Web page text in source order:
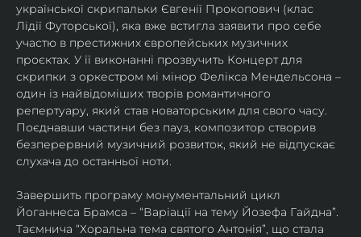
української скрипальки Євгенії Прокопович (клас
Лідії Футорської), яка вже встигла заявити про себе
участю в престижних європейських музичних
проєктах. У її виконанні прозвучить Концерт для
скрипки з оркестром мі мінор Фелікса Мендельсона –
один із найвідоміших творів романтичного
репертуару, який став новаторським для свого часу.
Поєднавши частини без пауз, композитор створив
безперервний музичний розвиток, який не відпускає
слухача до останньої ноти.
Завершить програму монументальний цикл
Йоганнеса Брамса – “Варіації на тему Йозефа Гайдна”.
Таємнича “Хоральна тема святого Антонія”, що стала